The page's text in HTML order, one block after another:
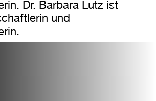
Dr. Barbara Lutz ist
und